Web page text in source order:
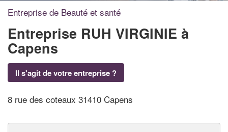
Entreprise de Beauté et santé
Entreprise RUH VIRGINIE à
Capens
Il s'agit de votre entreprise ?
8 rue des coteaux 31410 Capens